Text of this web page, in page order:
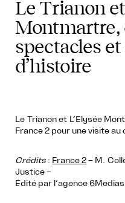
Le Trianon
Montmartre,
spectacles
d’histoire
Le Trianon et L’Elysée
France 2 pour une visite au
Crédits : France 2– M.
Justice –
Édité par l’agence 6Medias